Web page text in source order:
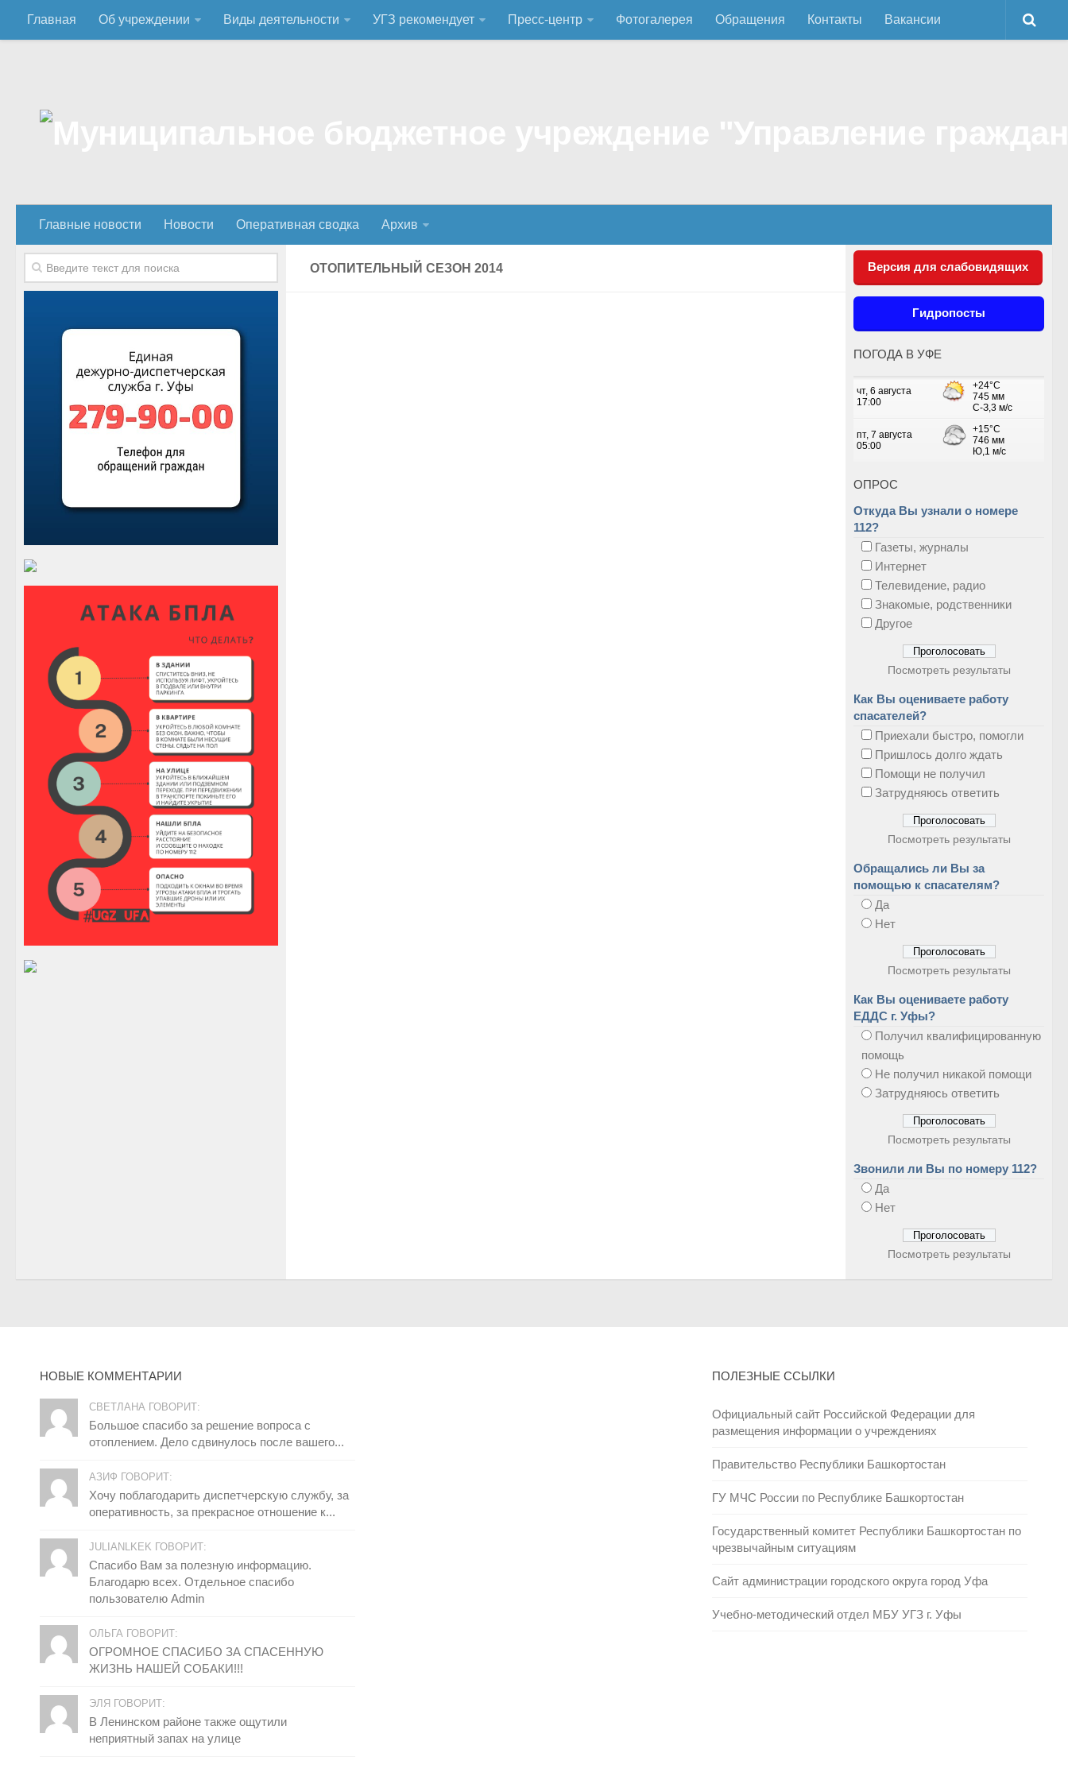
Главная Об учреждении Виды деятельности УГЗ рекомендует Пресс-центр Фотогалерея Обращения Контакты Вакансии
Главные новости Новости Оперативная сводка Архив
ОТОПИТЕЛЬНЫЙ СЕЗОН 2014 Версия для слабовидящих
Гидропосты
ПОГОДА В УФЕ
ОПРОС
Откуда Вы узнали о номере
112?
Газеты, журналы
Интернет
Телевидение, радио
Знакомые, родственники
Другое
Посмотреть результаты
Как Вы оцениваете работу
спасателей?
Приехали быстро, помогли
Пришлось долго ждать
Помощи не получил
Затрудняюсь ответить
Посмотреть результаты
Обращались ли Вы за
помощью к спасателям?
Да
Нет
Посмотреть результаты
Как Вы оцениваете работу
ЕДДС г. Уфы?
Получил квалифицированную
помощь
Не получил никакой помощи
Затрудняюсь ответить
Посмотреть результаты
Звонили ли Вы по номеру 112?
Да
Нет
Посмотреть результаты
НОВЫЕ КОММЕНТАРИИ
СВЕТЛАНА ГОВОРИТ:
Большое спасибо за решение вопроса с
отоплением. Дело сдвинулось после вашего...
АЗИФ ГОВОРИТ:
Хочу поблагодарить диспетчерскую службу, за
оперативность, за прекрасное отношение к...
JULIANLKEK ГОВОРИТ:
Спасибо Вам за полезную информацию.
Благодарю всех. Отдельное спасибо
пользователю Admin
ОЛЬГА ГОВОРИТ:
ОГРОМНОЕ СПАСИБО ЗА СПАСЕННУЮ
ЖИЗНЬ НАШЕЙ СОБАКИ!!!
ЭЛЯ ГОВОРИТ:
В Ленинском районе также ощутили
неприятный запах на улице
ПОЛЕЗНЫЕ ССЫЛКИ
Официальный сайт Российской Федерации для
размещения информации о учреждениях
Правительство Республики Башкортостан
ГУ МЧС России по Республике Башкортостан
Государственный комитет Республики Башкортостан по
чрезвычайным ситуациям
Сайт администрации городского округа город Уфа
Учебно-методический отдел МБУ УГЗ г. Уфы